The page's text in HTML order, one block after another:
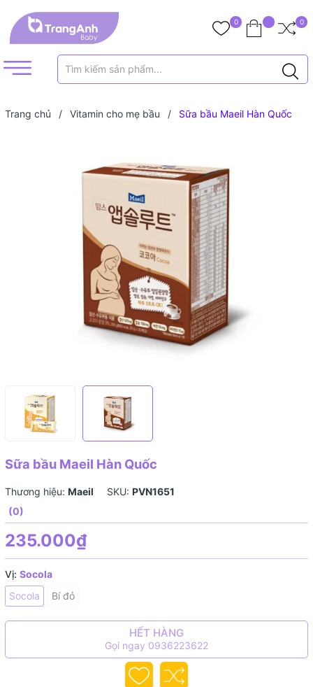
0 0
Trang chủ / Vitamin cho mẹ bầu / Sữa bầu Maeil Hàn Quốc
Sữa bầu Maeil Hàn Quốc
Thương hiệu: Maeil SKU: PVN1651
(0)
235.000₫
Vị: Socola
Socola
Bí đỏ
HẾT HÀNG
Gọi ngay 0936223622